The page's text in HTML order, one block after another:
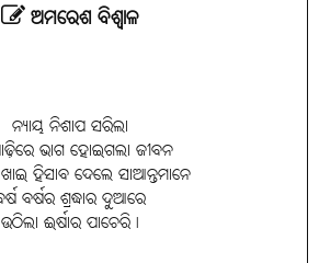
ଅମରେଶ ବିଶ୍ୱାଳ
ନ୍ୟାୟ ନିଶାପ ସରିଲା
ଭାଗ ହୋଇଗଲା ଜୀବନ
ହିସାବ ଦେଲେ ସାଆନ୍ତମାନେ
ବର୍ଷର ଶ୍ରଦ୍ଧାର ଦୁଆରେ
ଉଠିଲା ଈର୍ଷାର ପାଚେରି।